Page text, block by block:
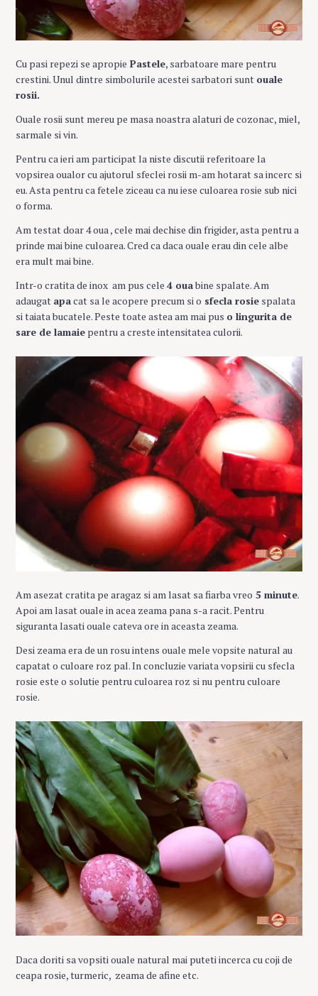
Cu pasi repezi se apropie Pastele, sarbatoare mare pentru
crestini. Unul dintre simbolurile acestei sarbatori sunt ouale
rosii.
Ouale rosii sunt mereu pe masa noastra alaturi de cozonac, miel,
sarmale si vin.
Pentru ca ieri am participat la niste discutii referitoare la
vopsirea oualor cu ajutorul sfeclei rosii m-am hotarat sa incerc si
eu. Asta pentru ca fetele ziceau ca nu iese culoarea rosie sub nici
o forma.
Am testat doar 4 oua , cele mai dechise din frigider, asta pentru a
prinde mai bine culoarea. Cred ca daca ouale erau din cele albe
era mult mai bine.
Intr-o cratita de inox am pus cele 4 ouabine spalate. Am
adaugat apacat sa le acopere precum si o sfecla rosie spalata
si taiata bucatele. Peste toate astea am mai pus o lingurita de
sare de lamaie pentru a creste intensitatea culorii.
Am asezat cratita pe aragaz si am lasat sa fiarba vreo 5 minute.
Apoi am lasat ouale in acea zeama pana s-a racit. Pentru
siguranta lasati ouale cateva ore in aceasta zeama.
Desi zeama era de un rosu intens ouale mele vopsite natural au
capatat o culoare roz pal. In concluzie variata vopsirii cu sfecla
rosie este o solutie pentru culoarea roz si nu pentru culoare
rosie.
Daca doriti sa vopsiti ouale natural mai puteti incerca cu coji de
ceapa rosie, turmeric, zeama de afine etc.